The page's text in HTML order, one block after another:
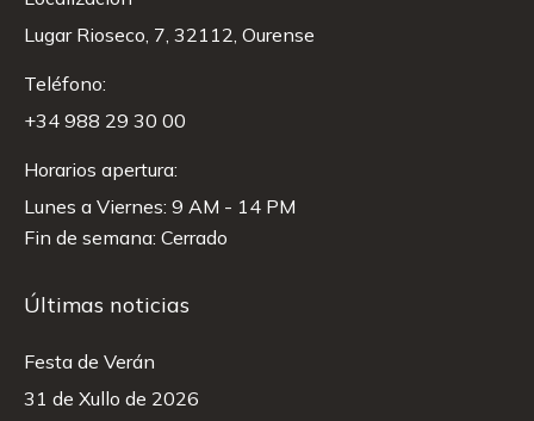
Lugar Rioseco, 7, 32112, Ourense
Teléfono:
+34 988 29 30 00
Horarios apertura:
Lunes a Viernes: 9 AM - 14 PM
Fin de semana: Cerrado
Últimas noticias
Festa de Verán
31 de Xullo de 2026